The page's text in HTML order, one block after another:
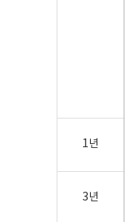
1년
3년